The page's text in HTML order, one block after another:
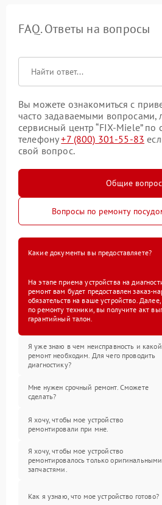
FAQ. Ответы на вопросы
Вы можете ознакомиться с
часто задаваемыми вопросами,
сервисный центр “FIX-Miele” по
телефону+7 (800) 301-55-83
свой вопрос.
Общие
Вопросы по ремонту
Какие документы вы предоставляете?
На этапе приема устройства на
ремонт вам будет предоставлен заказ-
обязательств на ваше устройство.
по ремонту техники, вы получите акт
гарантийный талон.
Я уже знаю в чем неисправность и какой
ремонт необходим. Для чего проводить
диагностику?
Мне нужен срочный ремонт. Сможете
сделать?
Я хочу, чтобы мое устройство
ремонтировали при мне.
Я хочу, чтобы мое устройство
ремонтировалось только оригинальными
запчастями.
Как я узнаю, что мое устройство готово?